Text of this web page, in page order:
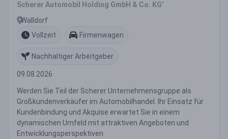
Scherer Automobil Holding GmbH & Co. KG'
Walldorf
Vollzeit
Firmenwagen
Nachhaltiger Arbeitgeber
09.08.2026
Werden Sie Teil der Scherer Unternehmensgruppe als
Großkundenverkäufer im Automobilhandel. Ihr Einsatz für
Kundenbindung und Akquise erwartet Sie in einem
dynamischen Umfeld mit attraktiven Angeboten und
Entwicklungsperspektiven.